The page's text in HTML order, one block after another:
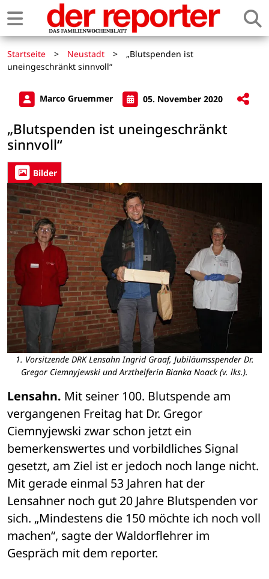
Startseite > Neustadt >
„Blutspenden ist
uneingeschränkt sinnvoll“
Marco Gruemmer 05. November 2020
„Blutspenden ist uneingeschränkt
sinnvoll“
Bilder
1. Vorsitzende DRK Lensahn Ingrid Graaf, Jubiläumsspender Dr.
Gregor Ciemnyjewski und Arzthelferin Bianka Noack (v. lks.).
Lensahn. Mit seiner 100. Blutspende am
vergangenen Freitag hat Dr. Gregor
Ciemnyjewski zwar schon jetzt ein
bemerkenswertes und vorbildliches Signal
gesetzt, am Ziel ist er jedoch noch lange nicht.
Mit gerade einmal 53 Jahren hat der
Lensahner noch gut 20 Jahre Blutspenden vor
sich. „Mindestens die 150 möchte ich noch voll
machen“, sagte der Waldorflehrer im
Gespräch mit dem reporter.